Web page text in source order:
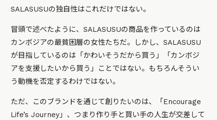
SALASUSUの独自性はこれだけではない。
冒頭で述べたように、SALASUSUの商品を作っているのは
カンボジアの最貧困層の女性たちだ。しかし、SALASUSU
が目指しているのは「かわいそうだから買う」「カンボジ
アを支援したいから買う」ことではない。もちろんそうい
う動機を否定するわけではない。
ただ、このブランドを通じて創りたいのは、「Encourage
Life’s Journey」、つまり作り手と買い手の人生が交差して